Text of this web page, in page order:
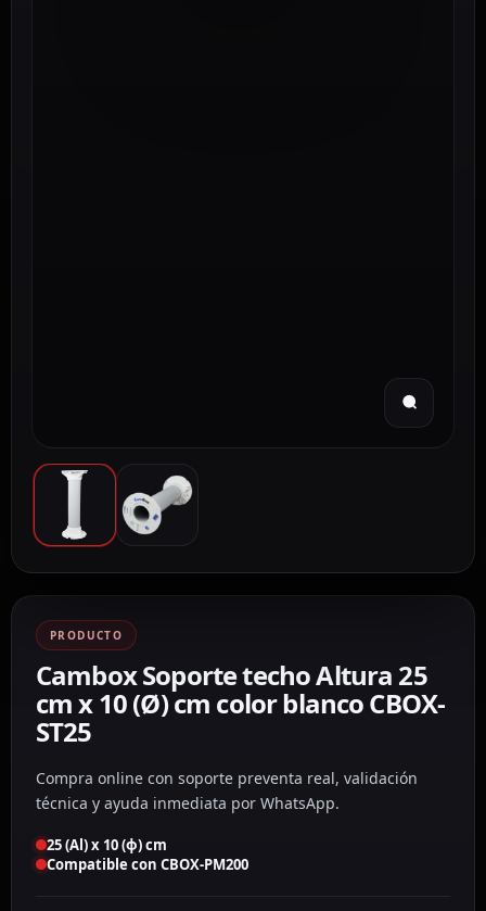
PRODUCTO
Cambox Soporte techo Altura 25
cm x 10 (Ø) cm color blanco CBOX-
ST25
Compra online con soporte preventa real, validación
técnica y ayuda inmediata por WhatsApp.
25 (Al) x 10 (ϕ) cm
Compatible con CBOX-PM200